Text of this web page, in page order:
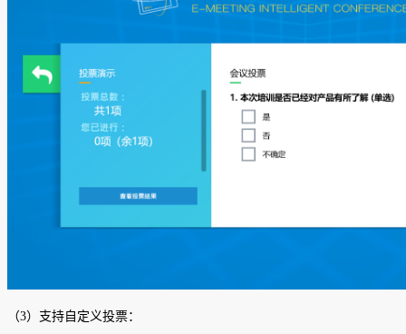
（3）支持自定义投票：